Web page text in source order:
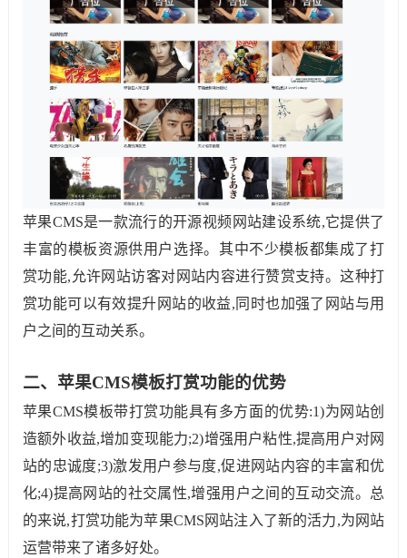
苹果CMS是一款流行的开源视频网站建设系统,它提供了
丰富的模板资源供用户选择。其中不少模板都集成了打
赏功能,允许网站访客对网站内容进行赞赏支持。这种打
赏功能可以有效提升网站的收益,同时也加强了网站与用
户之间的互动关系。
二、苹果CMS模板打赏功能的优势
苹果CMS模板带打赏功能具有多方面的优势:1)为网站创
造额外收益,增加变现能力;2)增强用户粘性,提高用户对网
站的忠诚度;3)激发用户参与度,促进网站内容的丰富和优
化;4)提高网站的社交属性,增强用户之间的互动交流。总
的来说,打赏功能为苹果CMS网站注入了新的活力,为网站
运营带来了诸多好处。